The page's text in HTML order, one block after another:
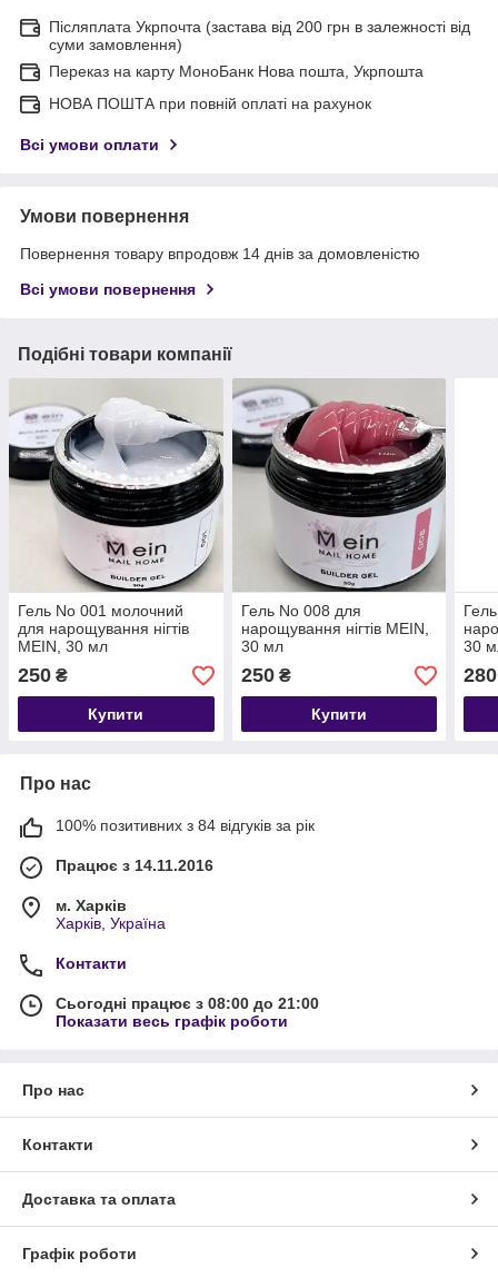
Післяплата Укрпочта (застава від 200 грн в залежності від
суми замовлення)
Переказ на карту МоноБанк Нова пошта, Укрпошта
НОВА ПОШТА при повній оплаті на рахунок
Всі умови оплати
Умови повернення
Повернення товару впродовж 14 днів за домовленістю
Всі умови повернення
Подібні товари компанії
Гель No 001 молочний
для нарощування нігтів
MEIN, 30 мл
250 ₴
Купити
Гель No 008 для
нарощування нігтів MEIN,
30 мл
250₴
Купити
30
280
Про нас
100% позитивних з 84 відгуків за рік
Працює з 14.11.2016
м. Харків
Харків, Україна
Контакти
Сьогодні працює з 08:00 до 21:00
Показати весь графік роботи
Про нас
Контакти
Доставка та оплата
Графік роботи